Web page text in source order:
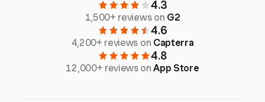
4.3
1,500+ reviews on G2
4.6
4,200+ reviews on Capterra
4.8
12,000+ reviews onApp Store